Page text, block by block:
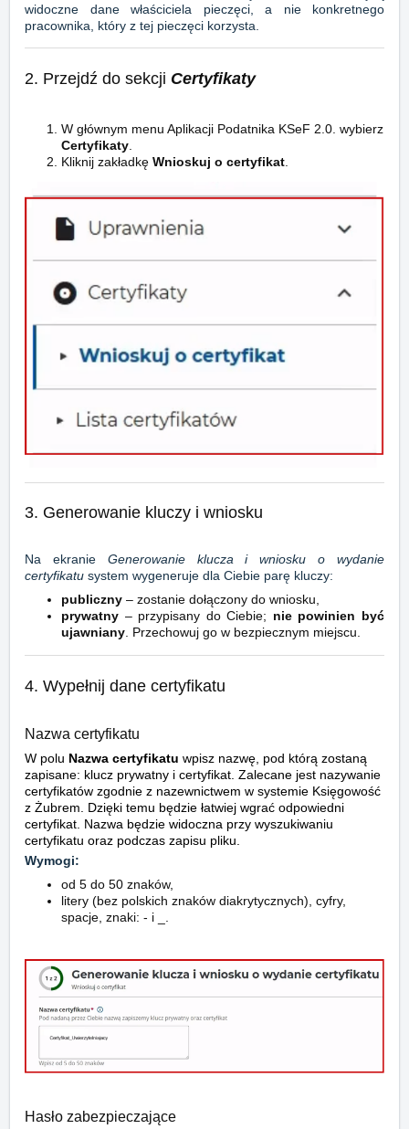
widoczne dane właściciela pieczęci, a nie konkretnego
pracownika, który z tej pieczęci korzysta.
2. Przejdź do sekcji Certyfikaty
W głównym menu Aplikacji Podatnika KSeF 2.0. wybierz
Certyfikaty
Kliknij zakładkę Wnioskuj o certyfikat
3. Generowanie kluczy i wniosku
Na ekranie Generowanie klucza i wniosku o wydanie
certyfikatu system wygeneruje dla Ciebie parę kluczy:
publiczny – zostanie dołączony do wniosku,
prywatny – przypisany do Ciebie; nie powinien być
ujawniany. Przechowuj go w bezpiecznym miejscu.
4. Wypełnij dane certyfikatu
Nazwa certyfikatu
W polu Nazwa certyfikatu wpisz nazwę, pod którą zostaną
zapisane: klucz prywatny i certyfikat. Zalecane jest nazywanie
certyfikatów zgodnie z nazewnictwem w systemie Księgowość
z Żubrem. Dzięki temu będzie łatwiej wgrać odpowiedni
certyfikat. Nazwa będzie widoczna przy wyszukiwaniu
certyfikatu oraz podczas zapisu pliku.
Wymogi:
od 5 do 50 znaków,
litery (bez polskich znaków diakrytycznych), cyfry,
spacje, znaki: - i
Hasło zabezpieczające